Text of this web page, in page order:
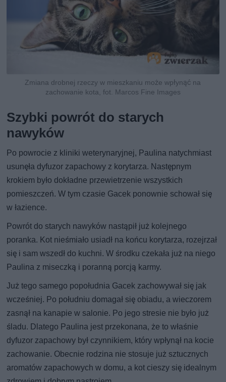
Zmiana drobnej rzeczy w mieszkaniu może wpłynąć na
zachowanie kota, fot. Marcos Fine Images
Szybki powrót do starych
nawyków
Po powrocie z kliniki weterynaryjnej, Paulina natychmiast
usunęła dyfuzor zapachowy z korytarza. Następnym
krokiem było dokładne przewietrzenie wszystkich
pomieszczeń. W tym czasie Gacek ponownie schował się
w łazience.
Powrót do starych nawyków nastąpił już kolejnego
poranka. Kot nieśmiało usiadł na końcu korytarza, rozejrzał
się i sam wszedł do kuchni. W środku czekała już na niego
Paulina z miseczką i poranną porcją karmy.
Już tego samego popołudnia Gacek zachowywał się jak
wcześniej. Po południu domagał się obiadu, a wieczorem
zasnął na kanapie w salonie. Po jego stresie nie było już
śladu. Dlatego Paulina jest przekonana, że to właśnie
dyfuzor zapachowy był czynnikiem, który wpłynął na kocie
zachowanie. Obecnie rodzina nie stosuje już sztucznych
aromatów zapachowych w domu, a kot cieszy się idealnym